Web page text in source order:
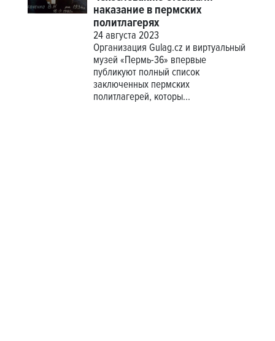
наказание в пермских
политлагерях
24 августа 2023
Организация Gulag.cz и виртуальный
музей «Пермь-36» впервые
публикуют полный список
заключенных пермских
политлагерей, которы...